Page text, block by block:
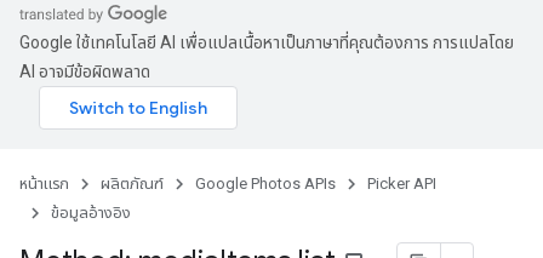
Google ใช้เทคโนโลยี AI เพื่อแปลเนื้อหาเป็นภาษาที่คุณต้องการ การแปลโดย
AI อาจมีข้อผิดพลาด
หน้าแรก ผลิตภัณฑ์ Google Photos APIs
Picker API
ข้อมูลอ้างอิง